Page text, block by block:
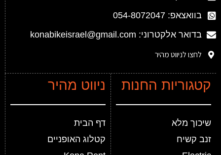
ניווט מהיר
דף הבית
קטלוג האופניים
קטגוריות החנות
שיכוך מלא
זנב קשיח
בוואצאפ: 054-8072047
בדואר אלקטרוני: konabikeisrael@gmail.com
לחצו לניווט מהיר